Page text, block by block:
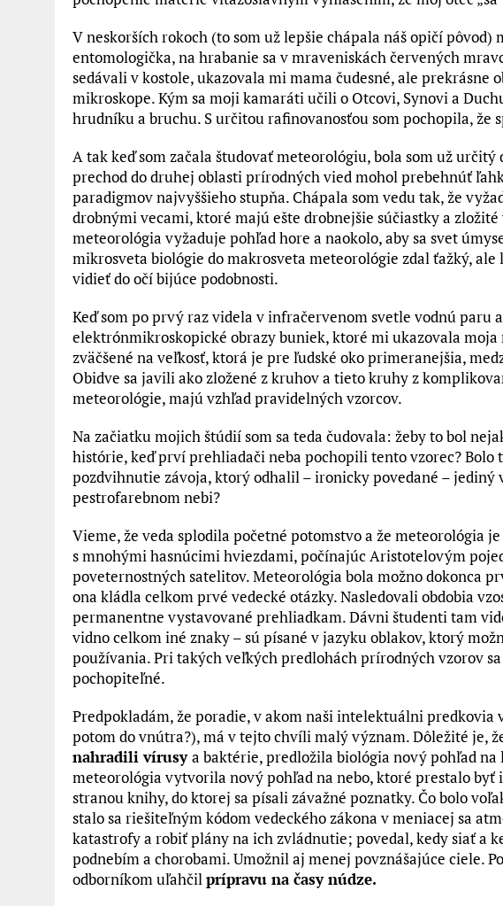
V neskorších rokoch (to som už lepšie chápala náš opičí pôvod)
entomologička, na hrabanie sa v mraveniskách červených
sedávali v kostole, ukazovala mi mama čudesné, ale prekrásne
mikroskope. Kým sa moji kamaráti učili o Otcovi, Synovi a
hrudníku a bruchu. S určitou rafinovanosťou som pochopila, že
A tak keď som začala študovať meteorológiu, bola som už
prechod do druhej oblasti prírodných vied mohol prebehnúť
paradigmov najvyššieho stupňa. Chápala som vedu tak, že
drobnými vecami, ktoré majú ešte drobnejšie súčiastky a zložité
meteorológia vyžaduje pohľad hore a naokolo, aby sa svet
mikrosveta biológie do makrosveta meteorológie zdal ťažký, ale
vidieť do očí bijúce podobnosti.
Keď som po prvý raz videla v infračervenom svetle vodnú paru
elektrónmikroskopické obrazy buniek, ktoré mi ukazovala
zväčšené na veľkosť, ktorá je pre ľudské oko primeranejšia,
Obidve sa javili ako zložené z kruhov a tieto kruhy z
meteorológie, majú vzhľad pravidelných vzorcov.
Na začiatku mojich štúdií som sa teda čudovala: žeby to bol
histórie, keď prví prehliadači neba pochopili tento vzorec? Bolo
pozdvihnutie závoja, ktorý odhalil – ironicky povedané – jediný
pestrofarebnom nebi?
Vieme, že veda splodila početné potomstvo a že meteorológia
s mnohými hasnúcimi hviezdami, počínajúc Aristotelovým
poveternostných satelitov. Meteorológia bola možno dokonca
ona kládla celkom prvé vedecké otázky. Nasledovali obdobia
permanentne vystavované prehliadkam. Dávni študenti tam
vidno celkom iné znaky – sú písané v jazyku oblakov, ktorý
používania. Pri takých veľkých predlohách prírodných vzorov
pochopiteľné.
Predpokladám, že poradie, v akom naši intelektuálni
potom do vnútra?), má v tejto chvíli malý význam. Dôležité je,
nahradili vírusya baktérie, predložila biológia nový pohľad na
meteorológia vytvorila nový pohľad na nebo, ktoré prestalo byť
stranou knihy, do ktorej sa písali závažné poznatky. Čo bolo
stalo sa riešiteľným kódom vedeckého zákona v meniacej sa
katastrofy a robiť plány na ich zvládnutie; povedal, kedy siať a
podnebím a chorobami. Umožnil aj menej povznášajúce ciele.
odborníkom uľahčilprípravu na časy núdze.